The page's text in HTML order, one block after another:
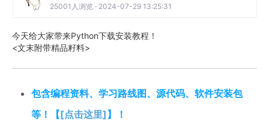
25001人浏览 · 2024-07-29 13:25:31
今天给大家带来Python下载安装教程！
<文末附带精品籽料>
包含编程资料、学习路线图、源代码、软件安装包
等！【[点击这里] 】！